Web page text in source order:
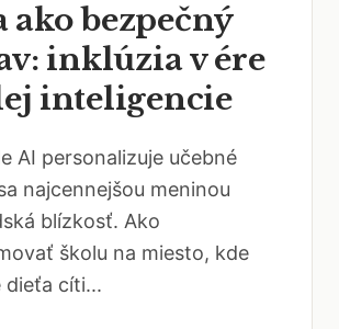
ako bezpečný
inklúzia v ére
inteligencie
AI personalizuje učebné
najcennejšou meninou
blízkosť. Ako
školu na miesto, kde
dieťa cíti...